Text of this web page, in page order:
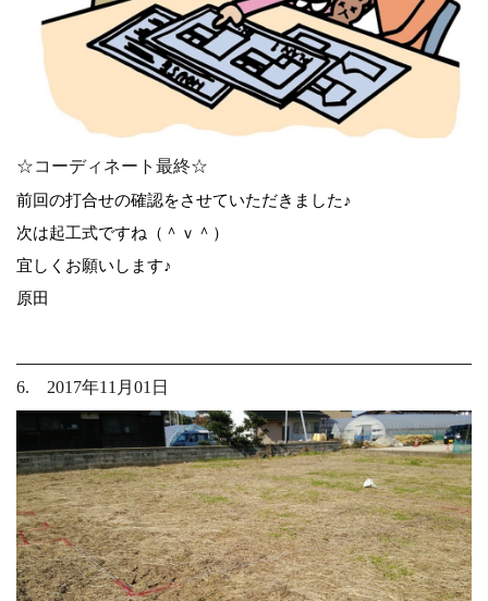
☆コーディネート最終☆
前回の打合せの確認をさせていただきました♪
次は起工式ですね（＾ｖ＾）
宜しくお願いします♪
原田
6. 2017年11月01日